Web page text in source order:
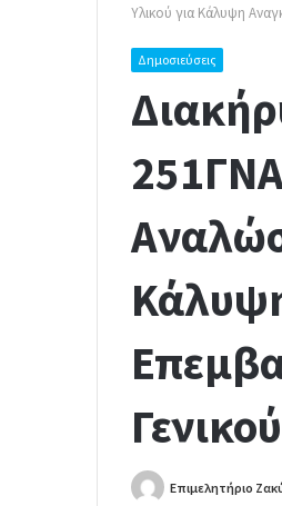
Υλικού για Κάλυψη
Δημοσιεύσεις
Επιμελητήριο